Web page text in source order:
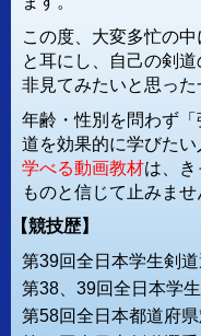
この度、大変多忙の
と耳にし、自己の剣
非見てみたいと思った
年齢・性別を問わず
道を効果的に学びたい
学べる動画教材は、
ものと信じて止みませ
【競技歴】
第39回全日本学生剣
第38、39回全日本学
第58回全日本都道府